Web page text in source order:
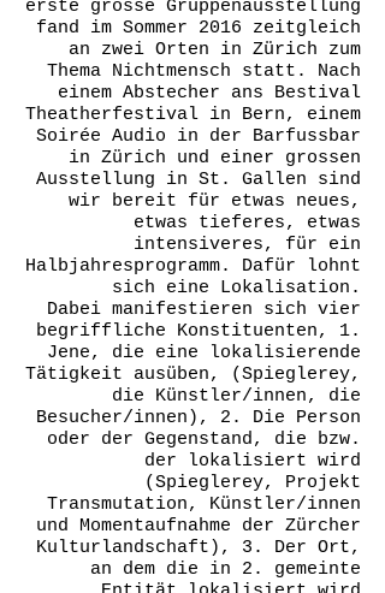
erste grosse Gruppenausstellung
fand im Sommer 2016 zeitgleich
an zwei Orten in Zürich zum
Thema Nichtmensch statt. Nach
einem Abstecher ans Bestival
Theatherfestival in Bern, einem
Soirée Audio in der Barfussbar
in Zürich und einer grossen
Ausstellung in St. Gallen sind
wir bereit für etwas neues,
etwas tieferes, etwas
intensiveres, für ein
Halbjahresprogramm. Dafür lohnt
sich eine Lokalisation.
Dabei manifestieren sich vier
begriffliche Konstituenten, 1.
Jene, die eine lokalisierende
Tätigkeit ausüben, (Spieglerey,
die Künstler/innen, die
Besucher/innen), 2. Die Person
oder der Gegenstand, die bzw.
der lokalisiert wird
(Spieglerey, Projekt
Transmutation, Künstler/innen
und Momentaufnahme der Zürcher
Kulturlandschaft), 3. Der Ort,
an dem die in 2. gemeinte